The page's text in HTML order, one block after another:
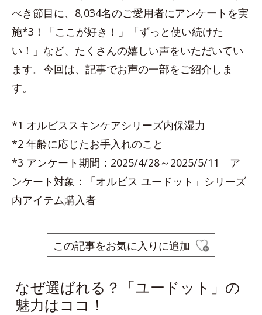
べき節目に、8,034名のご愛用者にアンケートを実
施*3！「ここが好き！」「ずっと使い続けた
い！」など、たくさんの嬉しい声をいただいてい
ます。今回は、記事でお声の一部をご紹介しま
す。
*1 オルビススキンケアシリーズ内保湿力
*2 年齢に応じたお手入れのこと
*3 アンケート期間：2025/4/28～2025/5/11 ア
ンケート対象：「オルビス ユードット」シリーズ
内アイテム購入者
この記事をお気に入りに追加
なぜ選ばれる？「ユードット」の
魅力はココ！